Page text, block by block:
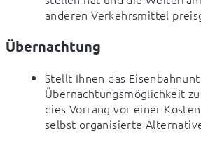
anderen Verkehrsmittel
Übernachtung
Stellt Ihnen das
Übernachtungsmöglichkeit
dies Vorrang vor einer
selbst organisierte